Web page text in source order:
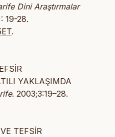
Dini Araştırmalar
19-28.
.
YAKLAŞIMDA
. 2003;3:19–28.
TEFSİR